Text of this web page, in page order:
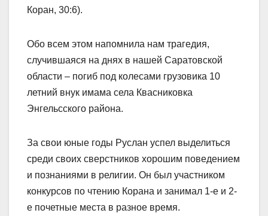
Коран, 30:6).
Обо всем этом напомнила нам трагедия,
случившаяся на днях в нашей Саратовской
области – погиб под колесами грузовика 10
летний внук имама села Квасниковка
Энгельсского района.
За свои юные годы Руслан успел выделиться
среди своих сверстников хорошим поведением
и познаниями в религии. Он был участником
конкурсов по чтению Корана и занимал 1-е и 2-
е почетные места в разное время.